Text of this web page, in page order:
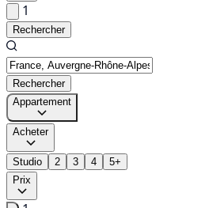
1
Rechercher
Rechercher
Appartement
Acheter
Studio 2 3 4
5+
Prix